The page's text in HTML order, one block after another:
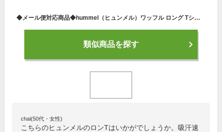
◆メール便対応商品◆hummel（ヒュンメル）ワッフル ロング Tシャツ（HAP7159）（サッカー/スポーツ/トレーニング/長袖/カジュアル/ロンT/吸汗速乾/男性用/メンズ）
類似商品を探す
chai(50代・女性)
こちらのヒュンメルのロンTはいかがでしょうか。吸汗速